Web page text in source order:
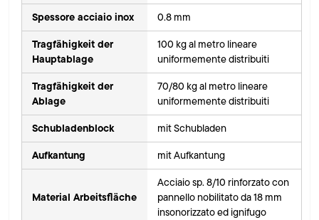
Spessore acciaio inox 0.8 mm
Tragfähigkeit der
Hauptablage
100 kg al metro lineare
uniformemente distribuiti
Tragfähigkeit der
Ablage
70/80 kg al metro lineare
uniformemente distribuiti
Schubladenblock mit Schubladen
Aufkantung mit Aufkantung
Material Arbeitsfläche
Acciaio sp. 8/10 rinforzato con
pannello nobilitato da 18 mm
insonorizzato ed ignifugo